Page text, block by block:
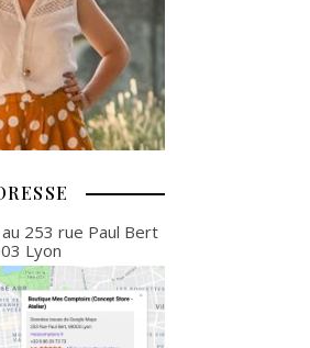
253 rue Paul Bert
Lyon